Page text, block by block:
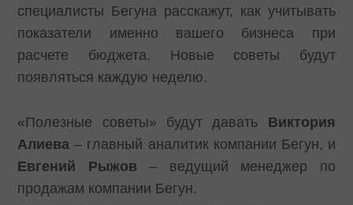
специалисты Бегуна расскажут, как учитывать
показатели именно вашего бизнеса при
расчете бюджета. Новые советы будут
появляться каждую неделю.
«Полезные советы» будут давать Виктория
Алиева – главный аналитик компании Бегун, и
Евгений
Рыжов – ведущий менеджер по
продажам компании Бегун.